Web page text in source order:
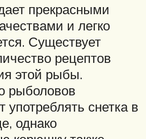
прекрасными
и легко
Существует
рецептов
этой рыбы.
рыболовов
употреблять снетка в
однако